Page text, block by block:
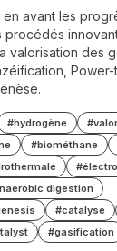
avant les
valorisation des
#hydrogène
#biométhane
digestion
#catalyse
#gasification